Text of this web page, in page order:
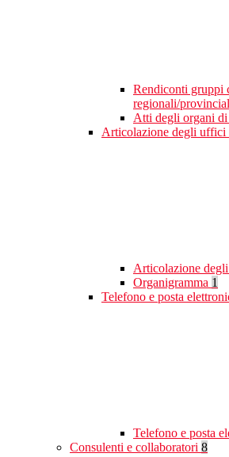
Rendiconti gruppi
regionali/
Atti degli organi
Articolazione degli uffici
Articolazione
Organigramma 1
Telefono e posta
Telefono e posta
Consulenti e collaboratori 8